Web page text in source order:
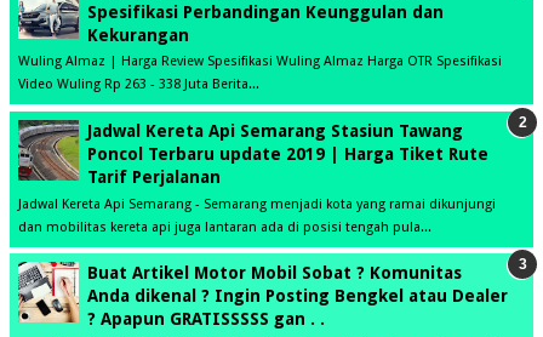
Spesifikasi Perbandingan Keunggulan dan
Kekurangan
Wuling Almaz | Harga Review Spesifikasi Wuling Almaz Harga OTR Spesifikasi
Video Wuling Rp 263 - 338 Juta Berita...
Jadwal Kereta Api Semarang Stasiun Tawang
Poncol Terbaru update 2019 | Harga Tiket Rute
Tarif Perjalanan
Jadwal Kereta Api Semarang - Semarang menjadi kota yang ramai dikunjungi
dan mobilitas kereta api juga lantaran ada di posisi tengah pula...
Buat Artikel Motor Mobil Sobat ? Komunitas
Anda dikenal ? Ingin Posting Bengkel atau Dealer
? Apapun GRATISSSSS gan . .